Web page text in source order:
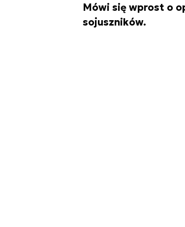
Mówi się wprost o
sojuszników.